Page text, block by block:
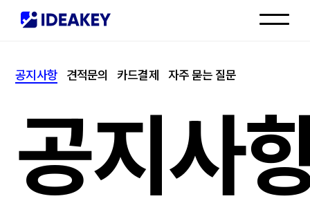
고객센터
공지사항 견적문의 카드결제 자주 묻는 질문
공지사